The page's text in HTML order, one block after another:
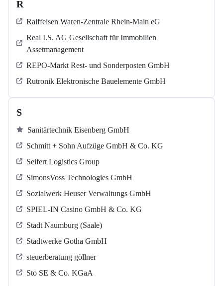
R
Raiffeisen Waren-Zentrale Rhein-Main eG
Real I.S. AG Gesellschaft für Immobilien
Assetmanagement
REPO-Markt Rest- und Sonderposten GmbH
Rutronik Elektronische Bauelemente GmbH
S
Sanitärtechnik Eisenberg GmbH
Schmitt + Sohn Aufzüge GmbH & Co. KG
Seifert Logistics Group
SimonsVoss Technologies GmbH
Sozialwerk Heuser Verwaltungs GmbH
SPIEL-IN Casino GmbH & Co. KG
Stadt Naumburg (Saale)
Stadtwerke Gotha GmbH
steuerberatung göllner
Sto SE & Co. KGaA